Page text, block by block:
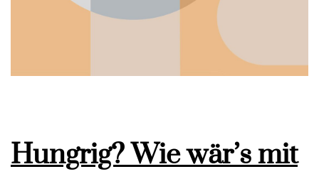
Hungrig? Wie wär’s mit